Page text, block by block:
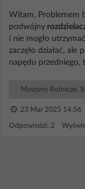
Witam, Problemem
podwójny
i nie mogło
zaczęło działać, ale
napędu przedniego,
Maszyny Rolnicze,
23 Mar 2025 14:56
Odpowiedzi: 2